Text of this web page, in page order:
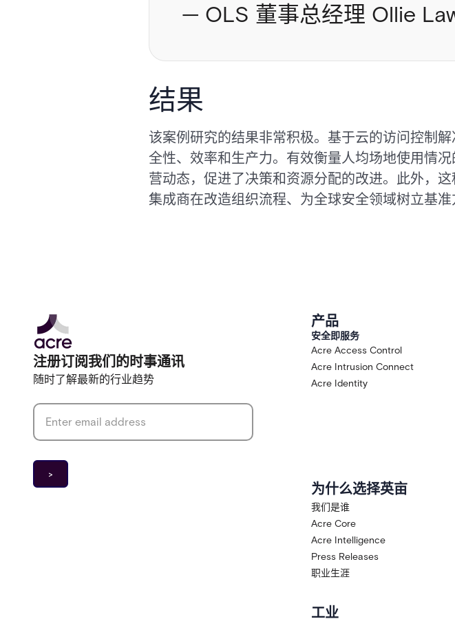
— OLS 董事总经理 Ollie
结果
该案例研究的结果非常积极。基于云的访问控制
全性、效率和生产力。有效衡量人均场地使用情
营动态，促进了决策和资源分配的改进。此外，
集成商在改造组织流程、为全球安全领域树立基准
注册订阅我们的时事通讯
随时了解最新的行业趋势
产品
安全即服务
Acre Access Control
Acre Intrusion Connect
Acre Identity
为什么选择英亩
我们是谁
Acre Core
Acre Intelligence
Press Releases
职业生涯
工业